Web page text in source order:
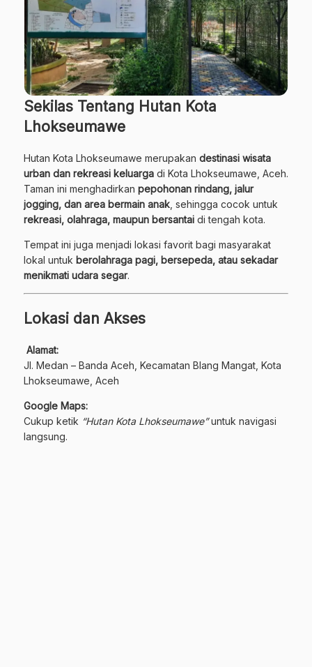
Sekilas Tentang Hutan Kota
Lhokseumawe
Hutan Kota Lhokseumawe merupakan destinasi wisata
urban dan rekreasi keluarga di Kota Lhokseumawe, Aceh.
Taman ini menghadirkan pepohonan rindang, jalur
jogging, dan area bermain anak , sehingga cocok untuk
rekreasi, olahraga, maupun bersantai di tengah kota.
Tempat ini juga menjadi lokasi favorit bagi masyarakat
lokal untuk berolahraga pagi, bersepeda, atau sekadar
menikmati udara segar.
Lokasi dan Akses
Alamat:
Jl. Medan – Banda Aceh, Kecamatan Blang Mangat, Kota
Lhokseumawe, Aceh
Google Maps:
Cukup ketik “Hutan Kota Lhokseumawe”untuk navigasi
langsung.